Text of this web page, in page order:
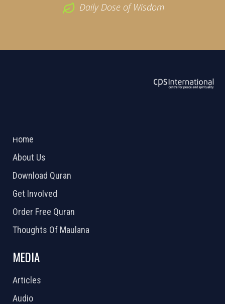
Daily Dose of Wisdom
Home
About Us
Download Quran
Get Involved
Order Free Quran
Thoughts Of Maulana
MEDIA
Articles
Audio